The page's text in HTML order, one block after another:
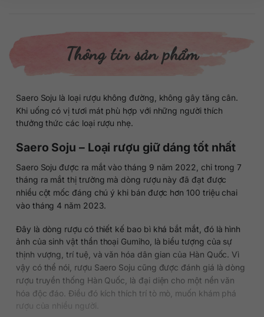
Thông tin sản phẩm
Saero Soju là loại rượu không đường, không gây tăng cân.
Khi uống có vị tươi mát phù hợp với những người thích
thưởng thức các loại rượu nhẹ.
Saero Soju – Loại rượu giữ dáng tốt nhất
Saero Soju được ra mắt vào tháng 9 năm 2022, chỉ trong 7
tháng ra mắt thị trường mà dòng rượu này đã đạt được
nhiều cột mốc đáng chú ý khi bán được hơn 100 triệu chai
vào tháng 4 năm 2023.
Đây là dòng rượu có thiết kế bao bì khá bắt mắt, đó là hình
ảnh của sinh vật thần thoại Gumiho, là biểu tượng của sự
thịnh vượng, trí tuệ, và văn hóa dân gian của Hàn Quốc. Vì
vậy có thể nói, rượu Saero Soju cũng được đánh giá là dòng
rượu truyền thống Hàn Quốc, là đại diện cho một nền văn
hóa độc đáo. Điều đó kích thích trí tò mò, muốn khám phá
rượu của nhiều người.